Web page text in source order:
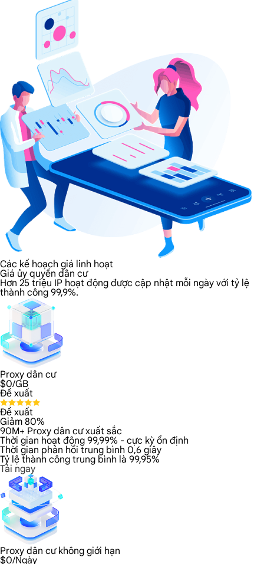
Các kế hoạch giá linh hoạt
Giá ủy quyền dân cư
Hơn 25 triệu IP hoạt động được cập nhật mỗi ngày với tỷ lệ
thành công 99,9%.
Proxy dân cư
$0/GB
Đề xuất
Đề xuất
Giảm 80%
90M+ Proxy dân cư xuất sắc
Thời gian hoạt động 99,99% - cực kỳ ổn định
Thời gian phản hồi trung bình 0,6 giây
Tỷ lệ thành công trung bình là 99,95%
Tải ngay
Proxy dân cư không giới hạn
$0/Ngày